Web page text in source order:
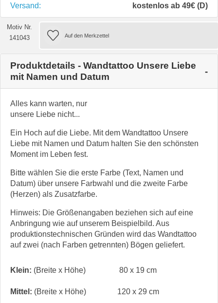
Versand:
kostenlos ab 49€ (D)
Motiv Nr.
141043
Produktdetails - Wandtattoo Unsere Liebe
mit Namen und Datum
Alles kann warten, nur
unsere Liebe nicht...
Ein Hoch auf die Liebe. Mit dem Wandtattoo Unsere
Liebe mit Namen und Datum halten Sie den schönsten
Moment im Leben fest.
Bitte wählen Sie die erste Farbe (Text, Namen und
Datum) über unsere Farbwahl und die zweite Farbe
(Herzen) als Zusatzfarbe.
Hinweis: Die Größenangaben beziehen sich auf eine
Anbringung wie auf unserem Beispielbild. Aus
produktionstechnischen Gründen wird das Wandtattoo
auf zwei (nach Farben getrennten) Bögen geliefert.
Klein: (Breite x Höhe) 80 x 19 cm
Mittel: (Breite x Höhe) 120 x 29 cm